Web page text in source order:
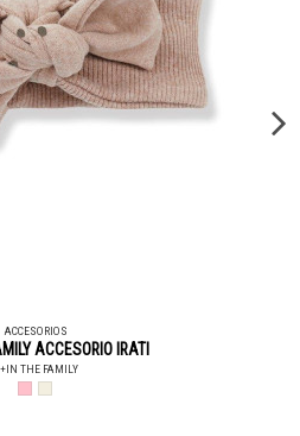
ACCESORIOS
ACCESORIO IRATI
THE FAMILY